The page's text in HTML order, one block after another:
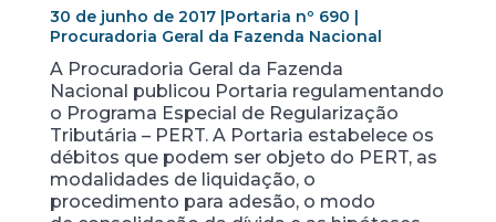
30 de junho de 2017 |Portaria nº 690 |
Procuradoria Geral da Fazenda Nacional
A Procuradoria Geral da Fazenda
Nacional publicou Portaria regulamentando
o Programa Especial de Regularização
Tributária – PERT. A Portaria estabelece os
débitos que podem ser objeto do PERT, as
modalidades de liquidação, o
procedimento para adesão, o modo